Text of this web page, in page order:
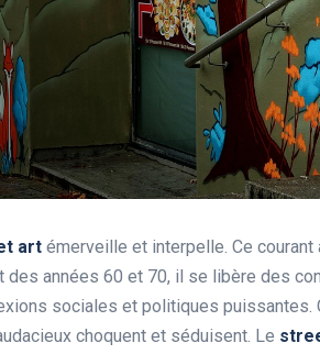
art émerveille et interpelle. Ce
des années 60 et 70, il se libère des
sociales et politiques puissantes.
choquent et séduisent. Le